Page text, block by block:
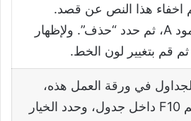
تم اخفاء هذا النص عن قصد.
ولإزالة النص حدد العمود A، ثم حدد “حذف”. ولإظهار
في ورقة العمل هذه،
اضغط على SHIFT ثم F10 داخل جدول، وحدد الخيار